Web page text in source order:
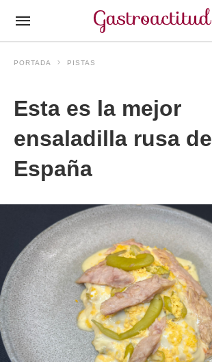
PORTADA PISTAS
Esta es la mejor
ensaladilla rusa de
España